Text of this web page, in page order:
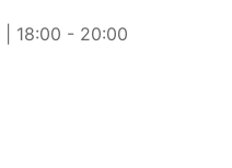
18:00 - 20:00